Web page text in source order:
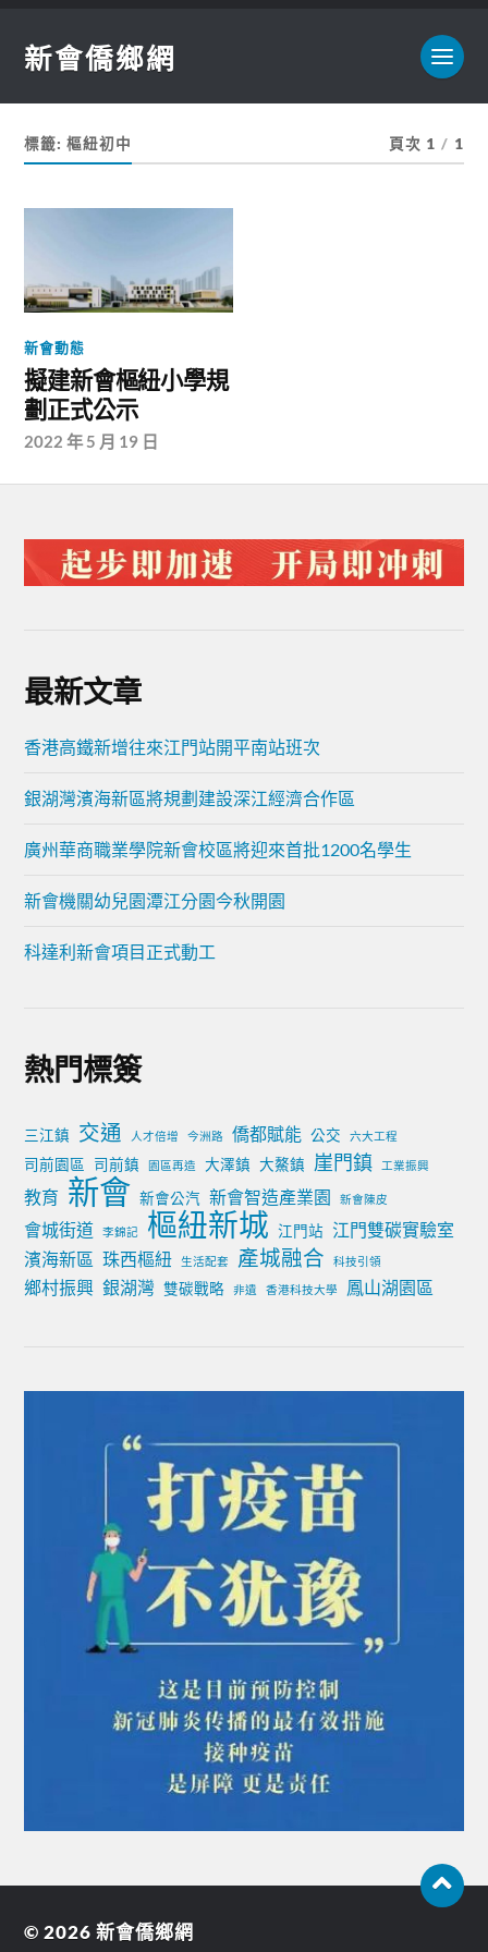
新會僑鄉網
標籤:樞紐初中 頁次 1 / 1
新會動態
擬建新會樞紐小學規
劃正式公示
2022 年 5 月 19 日
最新文章
香港高鐵新增往來江門站開平南站班次
銀湖灣濱海新區將規劃建設深江經濟合作區
廣州華商職業學院新會校區將迎來首批1200名學生
新會機關幼兒園潭江分園今秋開園
科達利新會項目正式動工
熱門標簽
三江鎮 交通 人才倍增 今洲路 僑都賦能 公交 六大工程
司前園區 司前鎮 園區再造 大澤鎮 大鰲鎮 崖門鎮 工業振興
教育 新會 新會公汽 新會智造產業園 新會陳皮
會城街道 李錦記 樞紐新城 江門站
江門雙碳實驗室
濱海新區 珠西樞紐 生活配套 產城融合 科技引領
鄉村振興 銀湖灣 雙碳戰略 非遺 香港科技大學 鳳山湖園區
© 2026新會僑鄉網